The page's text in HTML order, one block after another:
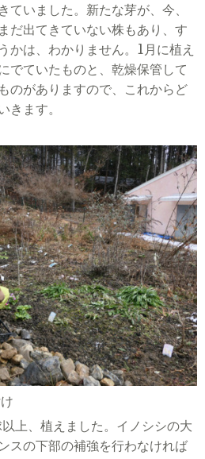
ていました。新たな芽が、今、
だ出てきていない株もあり、す
かは、わかりません。 1月に植え
でていたものと、乾燥保管して
のがありますので、これからど
きます。
以上、植えました。イノシシの大
スの下部の補強を行わなければ